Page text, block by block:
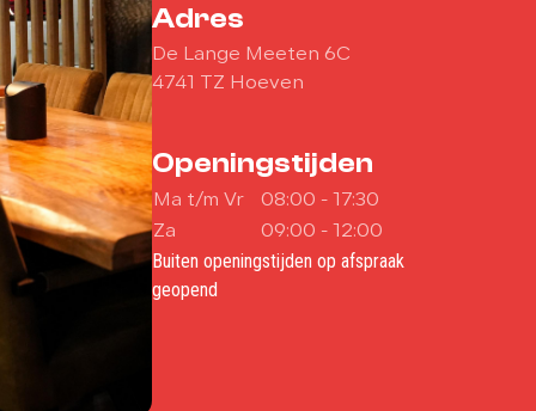
Adres
De Lange Meeten 6C
4741 TZ Hoeven
Openingstijden
Ma t/m Vr
08:00 - 17:30
Za
09:00 - 12:00
Buiten openingstijden op afspraak
geopend